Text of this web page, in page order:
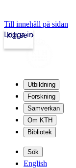
Till innehåll på sidan
kth.se
Logga in
Utbildning
Forskning
Samverkan
Om KTH
Bibliotek
Sök
English